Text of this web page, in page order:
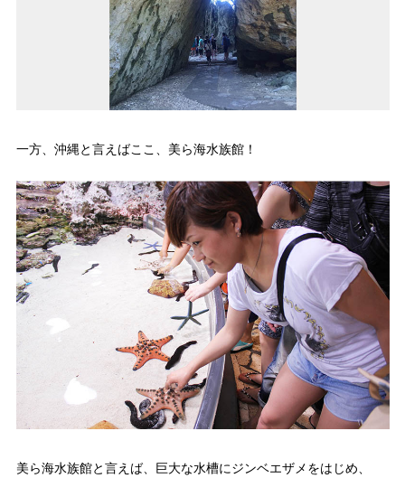
一方、沖縄と言えばここ、美ら海水族館！
美ら海水族館と言えば、巨大な水槽にジンベエザメをはじめ、